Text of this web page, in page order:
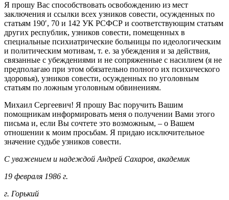
Я прошу Вас способствовать освобождению из мест
заключения и ссылки всех узников совести, осужденных по
статьям 190′, 70 и 142 УК РСФСР и соответствующим статьям
других республик, узников совести, помещенных в
специальные психиатрические больницы по идеологическим
и политическим мотивам, т. е. за убеждения и за действия,
связанные с убеждениями и не сопряженные с насилием (я не
предполагаю при этом обязательно полного их психического
здоровья), узников совести, осужденных по уголовным
статьям по ложным уголовным обвинениям.
Михаил Сергеевич! Я прошу Вас поручить Вашим
помощникам информировать меня о получении Вами этого
письма и, если Вы сочтете это возможным, – о Вашем
отношении к моим просьбам. Я придаю исключительное
значение судьбе узников совести.
С уважением и надеждой Андрей Сахаров, академик
19 февраля 1986 г.
г. Горький